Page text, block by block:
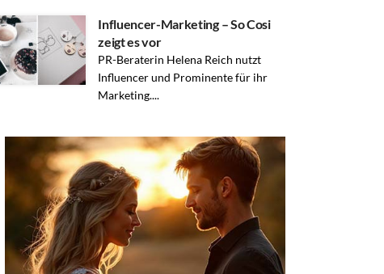
Influencer-Marketing – So Cosi
zeigt es vor
PR-Beraterin Helena Reich nutzt
Influencer und Prominente für ihr
Marketing....